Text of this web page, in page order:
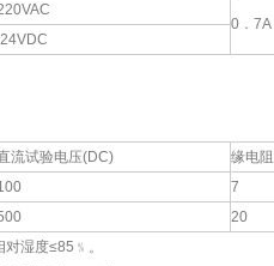
0．7A
24VDC
流试验电压(DC)
缘电阻
7
20
湿度≤85﹪。